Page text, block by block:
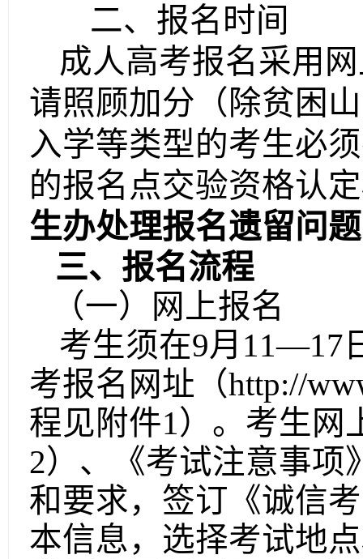
二、 报名时间
成人高考报名采用
请照顾加分（除贫困
入学等类型的考生必
的报名点交验资格认
生办处理报名遗留问
三、报名流程
（一）网上报名
考生须在9月11—17
考报名网址（http://
程见附件1）。考生网
2）、《考试注意事项
和要求，签订《诚信
本信息，选择考试地